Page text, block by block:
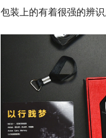
包装上的有着很强的辨识